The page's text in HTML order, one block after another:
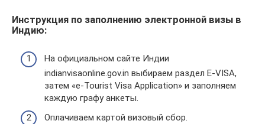
Инструкция по заполнению электронной визы в
Индию:
На официальном сайте Индии
indianvisaonline.gov.in выбираем раздел E-VISA,
затем «e-Tourist Visa Application» и заполняем
каждую графу анкеты.
Оплачиваем картой визовый сбор.